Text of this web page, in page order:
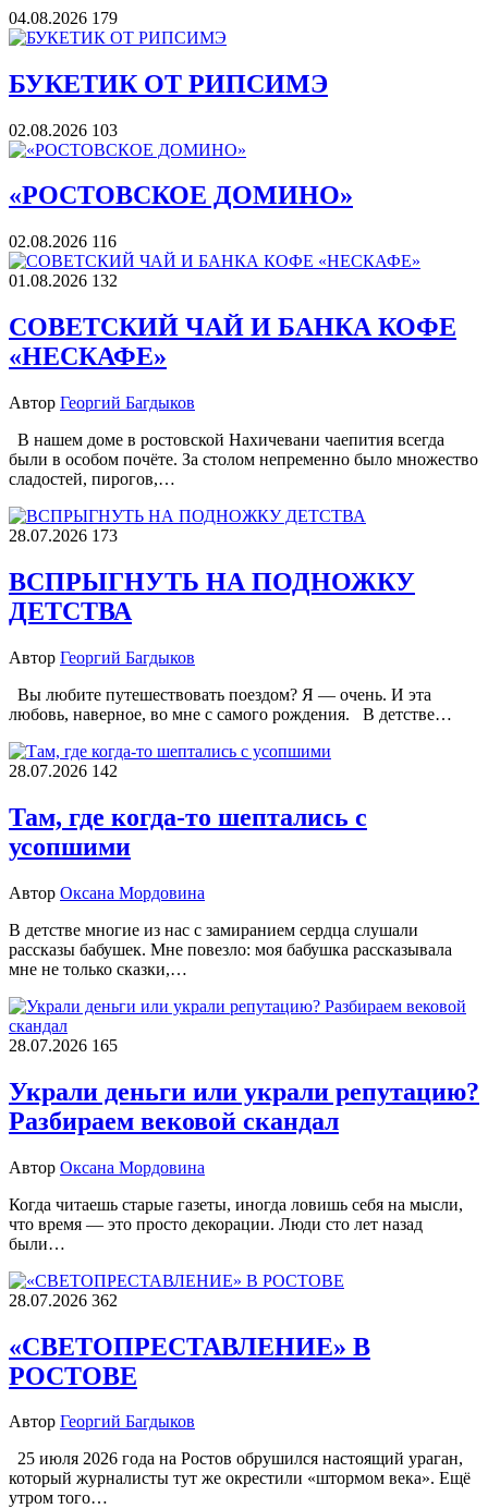
04.08.2026 179
БУКЕТИК ОТ РИПСИМЭ
02.08.2026 103
«РОСТОВСКОЕ ДОМИНО»
02.08.2026 116
01.08.2026 132
СОВЕТСКИЙ ЧАЙ И БАНКА КОФЕ
«НЕСКАФЕ»
Автор Георгий Багдыков
В нашем доме в ростовской Нахичевани чаепития всегда
были в особом почёте. За столом непременно было множество
сладостей, пирогов,…
28.07.2026 173
ВСПРЫГНУТЬ НА ПОДНОЖКУ
ДЕТСТВА
Автор Георгий Багдыков
Вы любите путешествовать поездом? Я — очень. И эта
любовь, наверное, во мне с самого рождения. В детстве…
28.07.2026 142
Там, где когда-то шептались с
усопшими
Автор Оксана Мордовина
В детстве многие из нас с замиранием сердца слушали
рассказы бабушек. Мне повезло: моя бабушка рассказывала
мне не только сказки,…
28.07.2026 165
Украли деньги или украли репутацию?
Разбираем вековой скандал
Автор Оксана Мордовина
Когда читаешь старые газеты, иногда ловишь себя на мысли,
что время — это просто декорации. Люди сто лет назад
были…
28.07.2026 362
«СВЕТОПРЕСТАВЛЕНИЕ» В
РОСТОВЕ
Автор Георгий Багдыков
25 июля 2026 года на Ростов обрушился настоящий ураган,
который журналисты тут же окрестили «штормом века». Ещё
утром того…